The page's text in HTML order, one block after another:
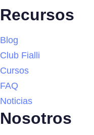
Recursos
Blog
Club Fialli
Cursos
FAQ
Noticias
Nosotros